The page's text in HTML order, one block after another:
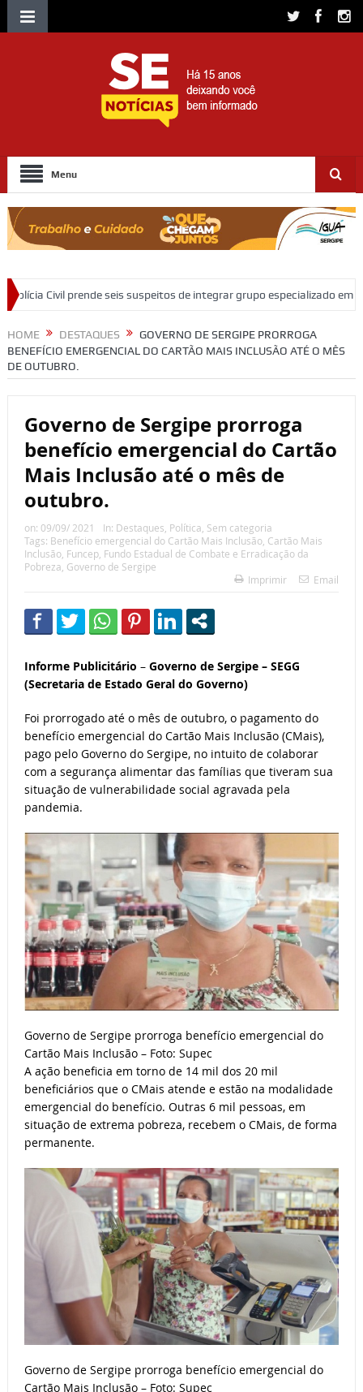
Menu
de integrar grupo especializado em fraudes bancárias em
HOME DESTAQUES
GOVERNO DE SERGIPE PRORROGA
BENEFÍCIO EMERGENCIAL DO CARTÃO MAIS INCLUSÃO ATÉ O MÊS
DE OUTUBRO.
Governo de Sergipe prorroga
benefício emergencial do Cartão
Mais Inclusão até o mês de
outubro.
on: 09/09/ 2021 In: Destaques, Política, Sem categoria
Tags: Benefício emergencial do Cartão Mais Inclusão, Cartão Mais
Inclusão, Funcep, Fundo Estadual de Combate e Erradicação da
Pobreza, Governo de Sergipe
Imprimir
Email
Informe Publicitário – Governo de Sergipe – SEGG
(Secretaria de Estado Geral do Governo)
Foi prorrogado até o mês de outubro, o pagamento do
benefício emergencial do Cartão Mais Inclusão (CMais),
pago pelo Governo do Sergipe, no intuito de colaborar
com a segurança alimentar das famílias que tiveram sua
situação de vulnerabilidade social agravada pela
pandemia.
Governo de Sergipe prorroga benefício emergencial do
Cartão Mais Inclusão – Foto: Supec
A ação beneficia em torno de 14 mil dos 20 mil
beneficiários que o CMais atende e estão na modalidade
emergencial do benefício. Outras 6 mil pessoas, em
situação de extrema pobreza, recebem o CMais, de forma
permanente.
Governo de Sergipe prorroga benefício emergencial do
Cartão Mais Inclusão – Foto: Supec